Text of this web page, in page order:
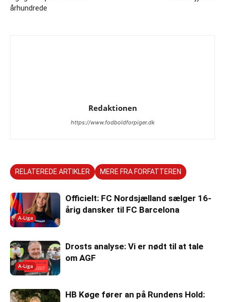
århundrede
Redaktionen
https://www.fodboldforpiger.dk
RELATEREDE ARTIKLER MERE FRA FORFATTEREN
A-Liga
Officielt: FC Nordsjælland sælger 16-
årig dansker til FC Barcelona
A-Liga
Drosts analyse: Vi er nødt til at tale
om AGF
HB Køge fører an på Rundens Hold: